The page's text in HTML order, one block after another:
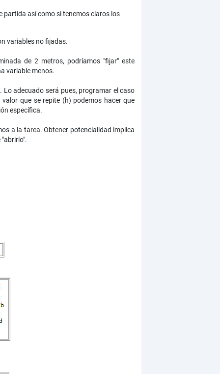
partida así como si tenemos claros los
variables no fijadas.
de 2 metros, podríamos "fijar" este
variable menos.
adecuado será pues, programar el caso
que se repite (h) podemos hacer que
específica.
a la tarea. Obtener potencialidad implica